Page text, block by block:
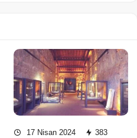
17 Nisan 2024 383